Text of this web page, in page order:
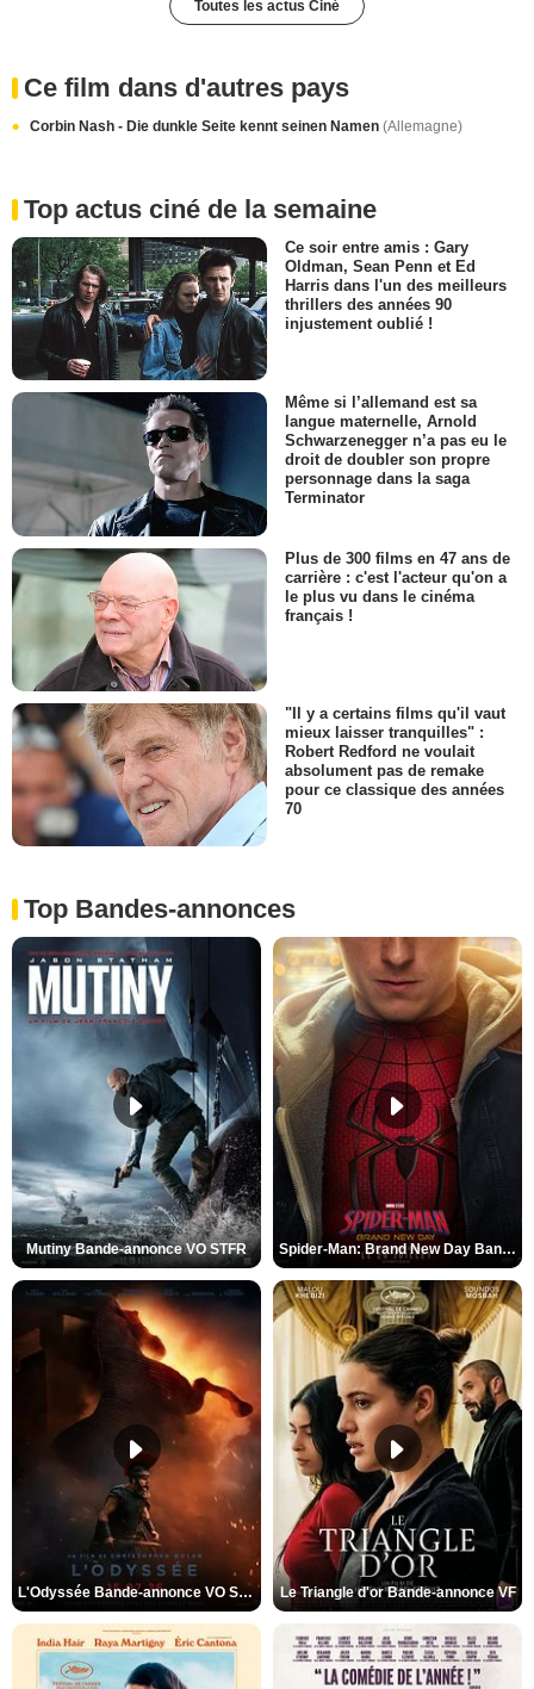
Toutes les actus Ciné
Ce film dans d'autres pays
Corbin Nash - Die dunkle Seite kennt seinen Namen (Allemagne)
Top actus ciné de la semaine
Ce soir entre amis : Gary
Oldman, Sean Penn et Ed
Harris dans l'un des meilleurs
thrillers des années 90
injustement oublié !
Même si l’allemand est sa
langue maternelle, Arnold
Schwarzenegger n’a pas eu le
droit de doubler son propre
personnage dans la saga
Terminator
Plus de 300 films en 47 ans de
carrière : c'est l'acteur qu'on a
le plus vu dans le cinéma
français !
"Il y a certains films qu'il vaut
mieux laisser tranquilles" :
Robert Redford ne voulait
absolument pas de remake
pour ce classique des années
70
Top Bandes-annonces
Mutiny Bande-annonce VO STFR Spider-Man: Brand New Day Bande-annonce VO STFR
L'Odyssée Bande-annonce VO STFR Le Triangle d'or Bande-annonce VF